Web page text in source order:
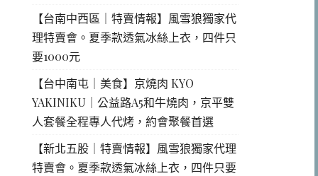
【台南中西區｜特賣情報】風雪狼獨家代
理特賣會。夏季款透氣冰絲上衣，四件只
要1000元
【台中南屯｜美食】京燒肉 KYO
YAKINIKU｜公益路A5和牛燒肉，京平雙
人套餐全程專人代烤，約會聚餐首選
【新北五股｜特賣情報】風雪狼獨家代理
特賣會。夏季款透氣冰絲上衣，四件只要